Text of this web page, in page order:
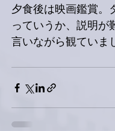
夕食後は映画鑑賞。
っていうか、説明
言いながら観ていま